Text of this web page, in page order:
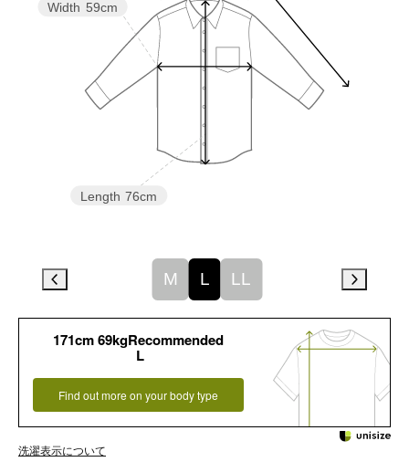
Length 76cm
Width 59cm
M L LL
171cm 69kgRecommended
L
Find out more on your body type
洗濯表示について